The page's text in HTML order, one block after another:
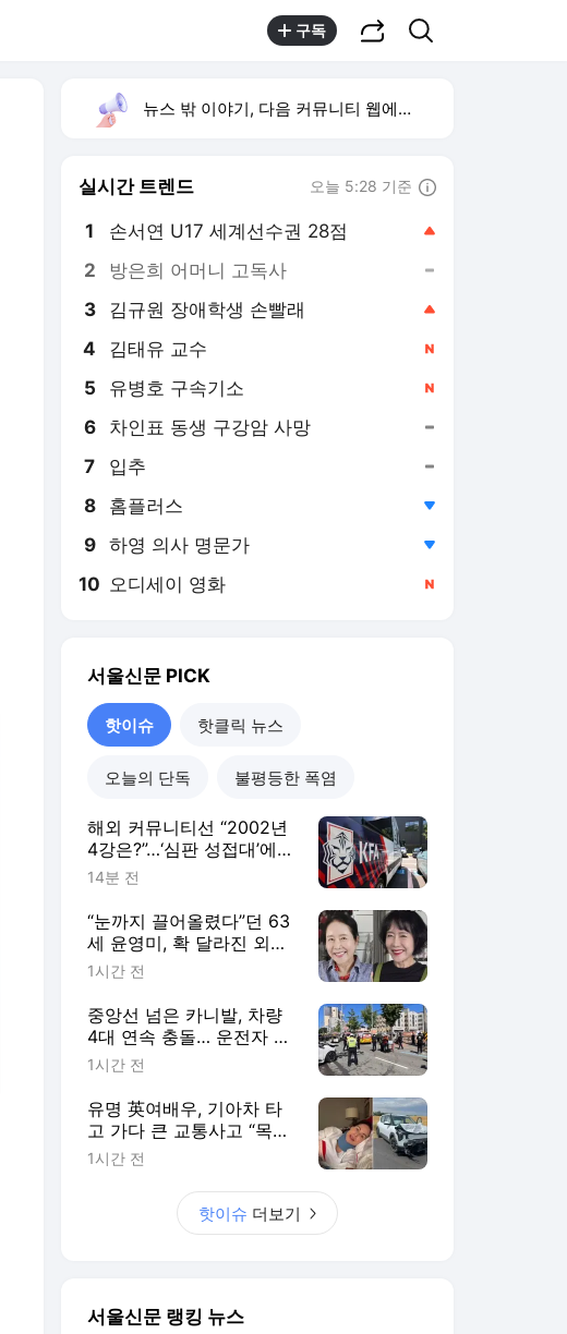
구독
뉴스 밖 이야기, 다음 커뮤니티 웹에서 보기
실시간 트렌드 오늘 5:28 기준
1 손서연 U17 세계선수권 28점
2 방은희 어머니 고독사
3 김규원 장애학생 손빨래
4 김태유 교수
5 유병호 구속기소
6 차인표 동생 구강암 사망
7 입추
8 홈플러스
9 하영 의사 명문가
10 오디세이 영화
서울신문 PICK
핫이슈 핫클릭 뉴스
오늘의 단독 불평등한 폭염
해외 커뮤니티선 “2002년
4강은?”…‘심판 성접대’에
축구팬들 “그냥 없애라” 분
14분 전
“눈까지 끌어올렸다”던 63
세 윤영미, 확 달라진 외
모…‘안면거상술’ 뭐길래
1시간 전
중앙선 넘은 카니발, 차량
4대 연속 충돌… 운전자 숨
지고 5명 병원 이송
1시간 전
유명 英여배우, 기아차 타
고 가다 큰 교통사고 “목숨
구해준 건 EV2 360도 에
1시간 전
핫이슈 더보기
서울신문 랭킹 뉴스